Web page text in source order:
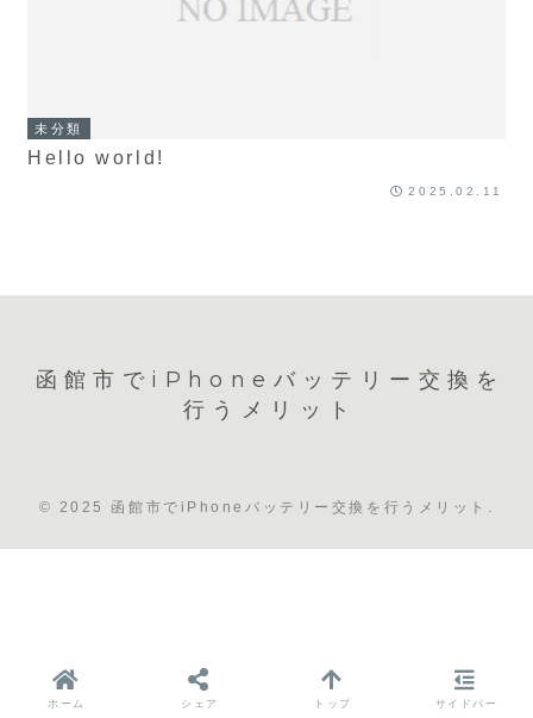
未分類
Hello world!
2025.02.11
函館市でiPhoneバッテリー交換を
行うメリット
© 2025 函館市でiPhoneバッテリー交換を行うメリット.
ホーム シェア トップ サイドバー